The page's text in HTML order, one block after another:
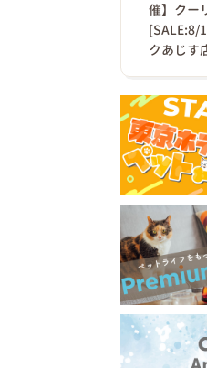
催】クー
[SALE:8/
クあじす